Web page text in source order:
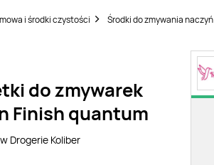
i środki czystości Środki do zmywania naczyń
do zmywarek
Finish quantum
Drogerie Koliber